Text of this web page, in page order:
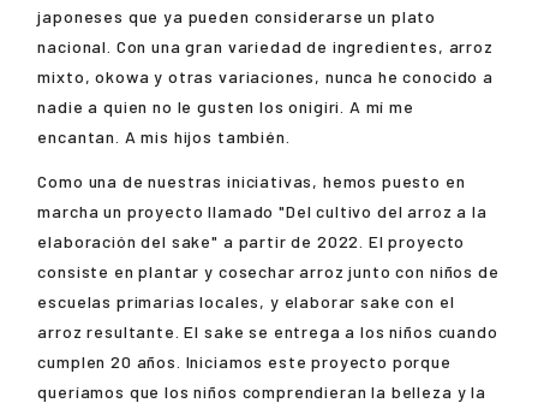
japoneses que ya pueden considerarse un plato
nacional. Con una gran variedad de ingredientes, arroz
mixto, okowa y otras variaciones, nunca he conocido a
nadie a quien no le gusten los onigiri. A mí me
encantan. A mis hijos también.
Como una de nuestras iniciativas, hemos puesto en
marcha un proyecto llamado "Del cultivo del arroz a la
elaboración del sake" a partir de 2022. El proyecto
consiste en plantar y cosechar arroz junto con niños de
escuelas primarias locales, y elaborar sake con el
arroz resultante. El sake se entrega a los niños cuando
cumplen 20 años. Iniciamos este proyecto porque
queríamos que los niños comprendieran la belleza y la